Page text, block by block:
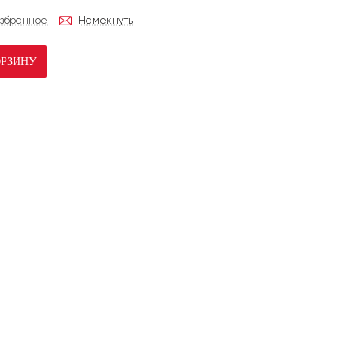
Намекнуть